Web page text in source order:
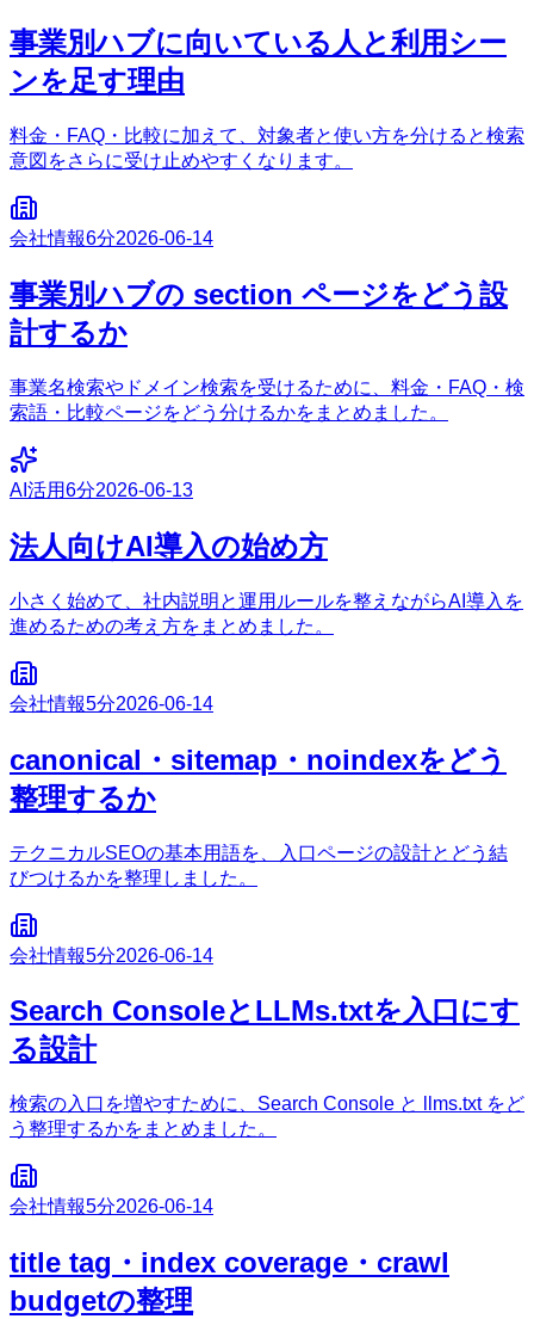
事業別ハブに向いている人と利用シー
ンを足す理由
料金・FAQ・比較に加えて、対象者と使い方を分けると検索
意図をさらに受け止めやすくなります。
会社情報6分2026-06-14
事業別ハブの section ページをどう設
計するか
事業名検索やドメイン検索を受けるために、料金・FAQ・検
索語・比較ページをどう分けるかをまとめました。
AI活用6分2026-06-13
法人向けAI導入の始め方
小さく始めて、社内説明と運用ルールを整えながらAI導入を
進めるための考え方をまとめました。
会社情報5分2026-06-14
canonical・sitemap・noindexをどう
整理するか
テクニカルSEOの基本用語を、入口ページの設計とどう結
びつけるかを整理しました。
会社情報5分2026-06-14
Search ConsoleとLLMs.txtを入口にす
る設計
検索の入口を増やすために、Search Console と llms.txt をど
う整理するかをまとめました。
会社情報5分2026-06-14
title tag・index coverage・crawl
budgetの整理